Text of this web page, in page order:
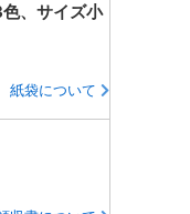
、サイズ小
紙袋について